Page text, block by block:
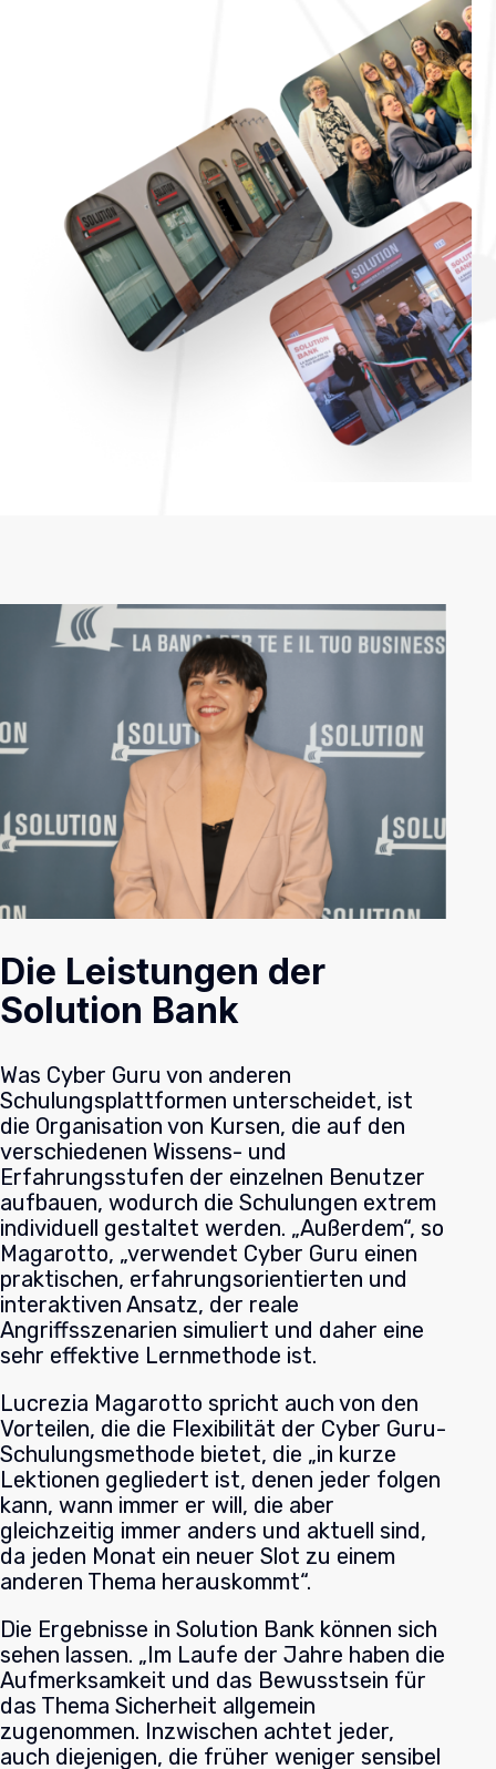
Die Leistungen der
Solution Bank
Was Cyber Guru von anderen
Schulungsplattformen unterscheidet, ist
die Organisation von Kursen, die auf den
verschiedenen Wissens- und
Erfahrungsstufen der einzelnen Benutzer
aufbauen, wodurch die Schulungen extrem
individuell gestaltet werden. „Außerdem“, so
Magarotto, „verwendet Cyber Guru einen
praktischen, erfahrungsorientierten und
interaktiven Ansatz, der reale
Angriffsszenarien simuliert und daher eine
sehr effektive Lernmethode ist.
Lucrezia Magarotto spricht auch von den
Vorteilen, die die Flexibilität der Cyber Guru-
Schulungsmethode bietet, die „in kurze
Lektionen gegliedert ist, denen jeder folgen
kann, wann immer er will, die aber
gleichzeitig immer anders und aktuell sind,
da jeden Monat ein neuer Slot zu einem
anderen Thema herauskommt“.
Die Ergebnisse in Solution Bank können sich
sehen lassen. „Im Laufe der Jahre haben die
Aufmerksamkeit und das Bewusstsein für
das Thema Sicherheit allgemein
zugenommen. Inzwischen achtet jeder,
auch diejenigen, die früher weniger sensibel